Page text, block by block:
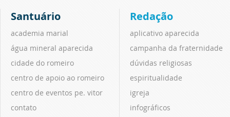
Santuário
academia marial
água mineral aparecida
cidade do romeiro
centro de apoio ao romeiro
centro de eventos pe. vitor
contato
Redação
aplicativo aparecida
campanha da fraternidade
dúvidas religiosas
espiritualidade
igreja
infográficos